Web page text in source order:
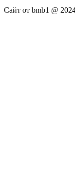
Сайт от bmb1 @